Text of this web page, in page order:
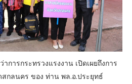
ารกระทรวงแรงงาน เปิดเผยถึงการ
กลนคร ของ ท่าน พล.อ.ประยุทธ์